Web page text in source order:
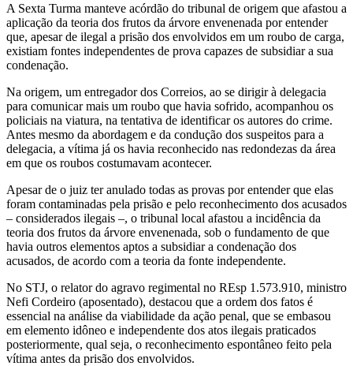
A Sexta Turma manteve acórdão do tribunal de origem que afastou a
aplicação da teoria dos frutos da árvore envenenada por entender
que, apesar de ilegal a prisão dos envolvidos em um roubo de carga,
existiam fontes independentes de prova capazes de subsidiar a sua
condenação.
Na origem, um entregador dos Correios, ao se dirigir à delegacia
para comunicar mais um roubo que havia sofrido, acompanhou os
policiais na viatura, na tentativa de identificar os autores do crime.
Antes mesmo da abordagem e da condução dos suspeitos para a
delegacia, a vítima já os havia reconhecido nas redondezas da área
em que os roubos costumavam acontecer.
Apesar de o juiz ter anulado todas as provas por entender que elas
foram contaminadas pela prisão e pelo reconhecimento dos acusados
– considerados ilegais –, o tribunal local afastou a incidência da
teoria dos frutos da árvore envenenada, sob o fundamento de que
havia outros elementos aptos a subsidiar a condenação dos
acusados, de acordo com a teoria da fonte independente.
No STJ, o relator do agravo regimental no REsp 1.573.910, ministro
Nefi Cordeiro (aposentado), destacou que a ordem dos fatos é
essencial na análise da viabilidade da ação penal, que se embasou
em elemento idôneo e independente dos atos ilegais praticados
posteriormente, qual seja, o reconhecimento espontâneo feito pela
vítima antes da prisão dos envolvidos.